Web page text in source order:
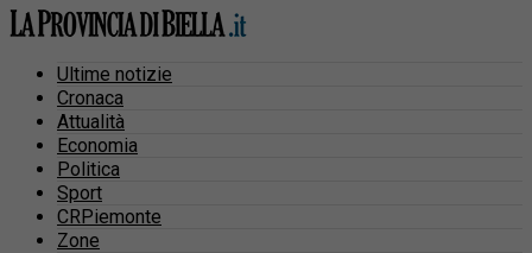
Ultime notizie
Cronaca
Attualità
Economia
Politica
Sport
CRPiemonte
Zone